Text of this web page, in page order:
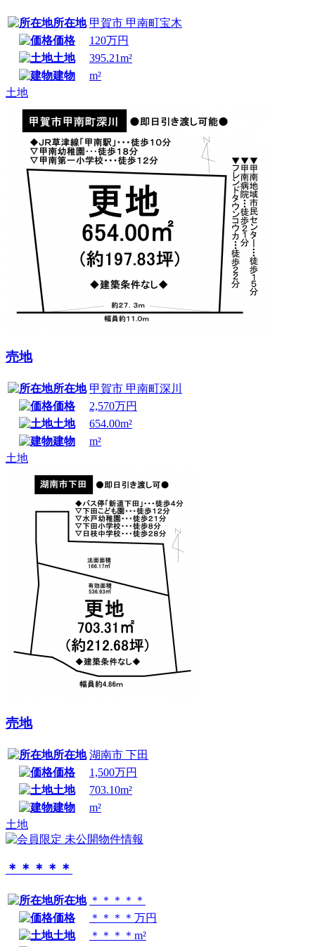
所在地 甲賀市 甲南町宝木
価格
120万円
土地
395.21m²
建物
m²
土地
売地
所在地 甲賀市 甲南町深川
価格
2,570万円
土地
654.00m²
建物
m²
土地
売地
所在地 湖南市 下田
価格
1,500万円
土地
703.10m²
建物
m²
土地
＊＊＊＊＊
所在地 ＊＊＊＊＊
価格
＊＊＊＊万円
土地
＊＊＊＊m²